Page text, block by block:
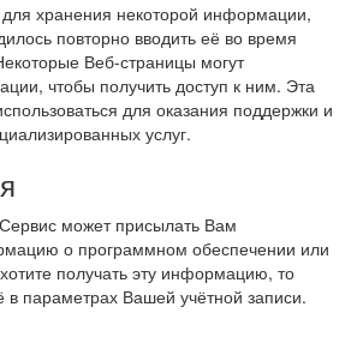
хранения некоторой информации,
повторно вводить её во время
Веб-страницы могут
чтобы получить доступ к ним. Эта
для оказания поддержки и
услуг.
может присылать Вам
о программном обеспечении или
получать эту информацию, то
в параметрах Вашей учётной записи.